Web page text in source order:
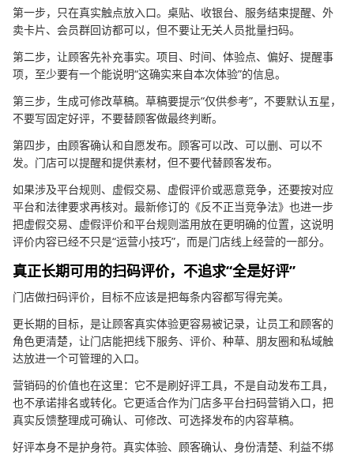
第一步，只在真实触点放入口。桌贴、收银台、服务结束提醒、外
卖卡片、会员群回访都可以，但不要让无关人员批量扫码。
第二步，让顾客先补充事实。项目、时间、体验点、偏好、提醒事
项，至少要有一个能说明“这确实来自本次体验”的信息。
第三步，生成可修改草稿。草稿要提示“仅供参考”，不要默认五星，
不要写固定好评，不要替顾客做最终判断。
第四步，由顾客确认和自愿发布。顾客可以改、可以删、可以不
发。门店可以提醒和提供素材，但不要代替顾客发布。
如果涉及平台规则、虚假交易、虚假评价或恶意竞争，还要按对应
平台和法律要求再核对。最新修订的《反不正当竞争法》也进一步
把虚假交易、虚假评价和平台规则滥用放在更明确的位置，这说明
评价内容已经不只是“运营小技巧”，而是门店线上经营的一部分。
真正长期可用的扫码评价，不追求“全是好评”
门店做扫码评价，目标不应该是把每条内容都写得完美。
更长期的目标，是让顾客真实体验更容易被记录，让员工和顾客的
角色更清楚，让门店能把线下服务、评价、种草、朋友圈和私域触
达放进一个可管理的入口。
营销码的价值也在这里：它不是刷好评工具，不是自动发布工具，
也不承诺排名或转化。它更适合作为门店多平台扫码营销入口，把
真实反馈整理成可确认、可修改、可选择发布的内容草稿。
好评本身不是护身符。真实体验、顾客确认、身份清楚、利益不绑